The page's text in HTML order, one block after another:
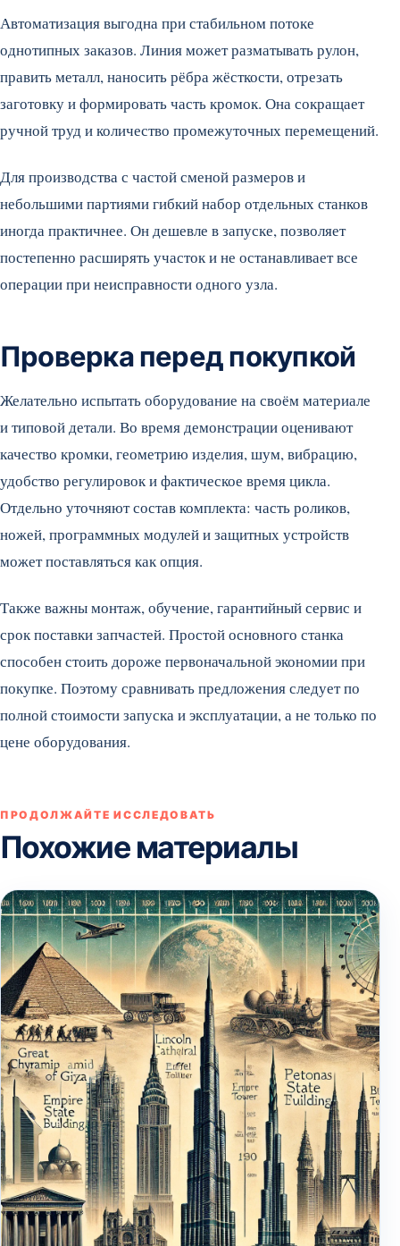
Автоматизация выгодна при стабильном потоке
однотипных заказов. Линия может разматывать рулон,
править металл, наносить рёбра жёсткости, отрезать
заготовку и формировать часть кромок. Она сокращает
ручной труд и количество промежуточных перемещений.
Для производства с частой сменой размеров и
небольшими партиями гибкий набор отдельных станков
иногда практичнее. Он дешевле в запуске, позволяет
постепенно расширять участок и не останавливает все
операции при неисправности одного узла.
Проверка перед покупкой
Желательно испытать оборудование на своём материале
и типовой детали. Во время демонстрации оценивают
качество кромки, геометрию изделия, шум, вибрацию,
удобство регулировок и фактическое время цикла.
Отдельно уточняют состав комплекта: часть роликов,
ножей, программных модулей и защитных устройств
может поставляться как опция.
Также важны монтаж, обучение, гарантийный сервис и
срок поставки запчастей. Простой основного станка
способен стоить дороже первоначальной экономии при
покупке. Поэтому сравнивать предложения следует по
полной стоимости запуска и эксплуатации, а не только по
цене оборудования.
ПРОДОЛЖАЙТЕ ИССЛЕДОВАТЬ
Похожие материалы